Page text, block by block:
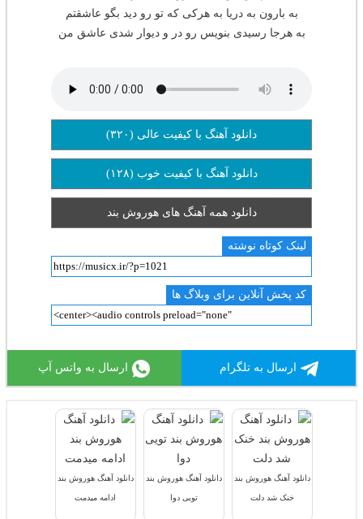
به بارون به دریا به هرکی که تو رو دید بگو عاشقتم
به هرجا رسیدی بنویس رو در و دیوار شدی عاشق من
دانلود آهنگ با کیفیت عالی (۳۲۰)
دانلود آهنگ با کیفیت خوب (۱۲۸)
دانلود همه آهنگ های هوروش بند
لینک کوتاه نوشته
کد پخش آنلاین برای وبلاگ ها
ارسال به تلگرام ارسال به واتس آپ
دانلود آهنگ هوروش بند
خنک شد دلت
دانلود آهنگ هوروش بند
تویی دوا
دانلود آهنگ هوروش بند
ادامه میدمت